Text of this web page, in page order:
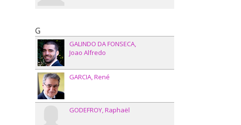
G
GALINDO DA FONSECA
Joao Alfredo
GARCIA René
GODEFROY Raphaël